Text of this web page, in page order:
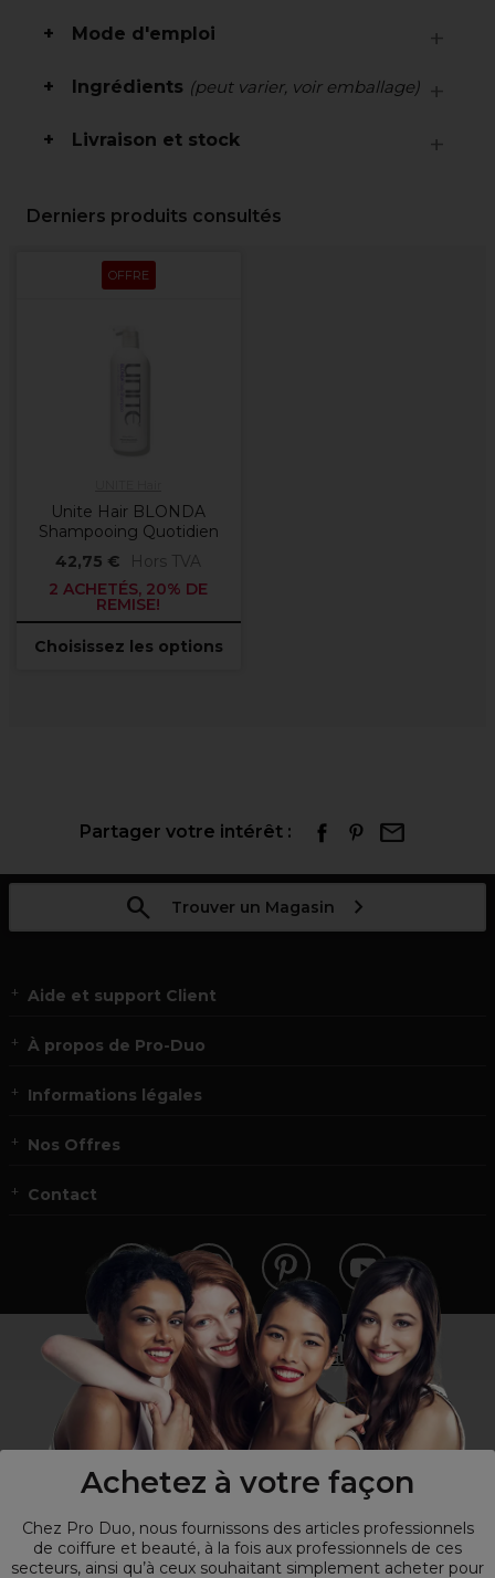
Achetez à votre façon
Chez Pro Duo, nous fournissons des articles professionnels
de coiffure et beauté, à la fois aux professionnels de ces
secteurs, ainsi qu’à ceux souhaitant simplement acheter pour
Mode d'emploi
Ingrédients (peut varier, voir emballage)
Livraison et stock
Derniers produits consultés
OFFRE
Unite Hair BLONDA
Shampooing Quotidien
42,75 €
Hors TVA
2 ACHETÉS, 20% DE
REMISE!
Choisissez les options
Partager votre intérêt :
Trouver un Magasin
Aide et support Client
À propos de Pro-Duo
Informations légales
Nos Offres
Contact
Vous n’êtes pas un professionnel ?
Visitez notre site pour les particuliers!